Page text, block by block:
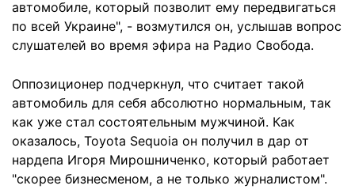
автомобиле, который позволит ему передвигаться
по всей Украине", - возмутился он, услышав вопрос
слушателей во время эфира на Радио Свобода.
Оппозиционер подчеркнул, что считает такой
автомобиль для себя абсолютно нормальным, так
как уже стал состоятельным мужчиной. Как
оказалось, Toyota Sequoia он получил в дар от
нардепа Игоря Мирошниченко, который работает
"скорее бизнесменом, а не только журналистом".